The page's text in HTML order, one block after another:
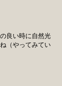
良い時に自然光
（やってみてい